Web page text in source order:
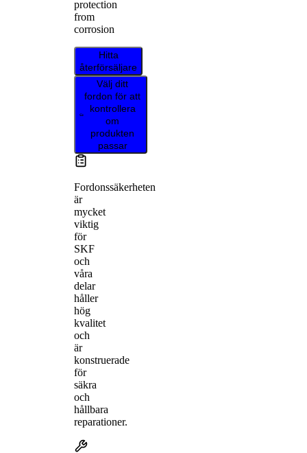
protection
from
corrosion
Hitta
återförsäljare
Välj ditt
fordon för att
kontrollera
om
produkten
passar
Fordonssäkerheten
är
mycket
viktig
för
SKF
och
våra
delar
håller
hög
kvalitet
och
är
konstruerade
för
säkra
och
hållbara
reparationer.